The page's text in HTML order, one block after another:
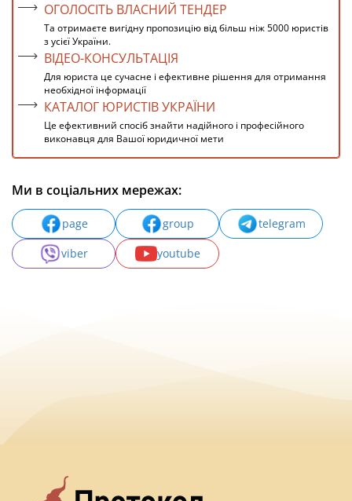
ОГОЛОСІТЬ ВЛАСНИЙ ТЕНДЕР
Та отримаєте вигідну пропозицію від більш ніж 5000 юристів
з усієї України.
ВІДЕО-КОНСУЛЬТАЦІЯ
Для юриста це сучасне і ефективне рішення для отримання
необхідної інформації
КАТАЛОГ ЮРИСТІВ УКРАЇНИ
Це ефективний спосіб знайти надійного і професійного
виконавця для Вашої юридичної мети
Ми в соціальних мережах:
page group
telegram
viber
youtube